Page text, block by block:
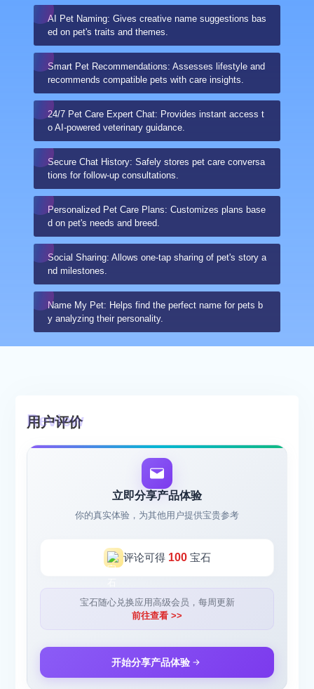
AI Pet Naming: Gives creative name suggestions bas
ed on pet's traits and themes.
Smart Pet Recommendations: Assesses lifestyle and
recommends compatible pets with care insights.
24/7 Pet Care Expert Chat: Provides instant access t
o AI-powered veterinary guidance.
Secure Chat History: Safely stores pet care conversa
tions for follow-up consultations.
Personalized Pet Care Plans: Customizes plans base
d on pet's needs and breed.
Social Sharing: Allows one-tap sharing of pet's story a
nd milestones.
Name My Pet: Helps find the perfect name for pets b
y analyzing their personality.
用户评价
立即分享产品体验
你的真实体验，为其他用户提供宝贵参考
评论可得 100宝石
宝石随心兑换应用高级会员，每周更新
前往查看 >>
开始分享产品体验